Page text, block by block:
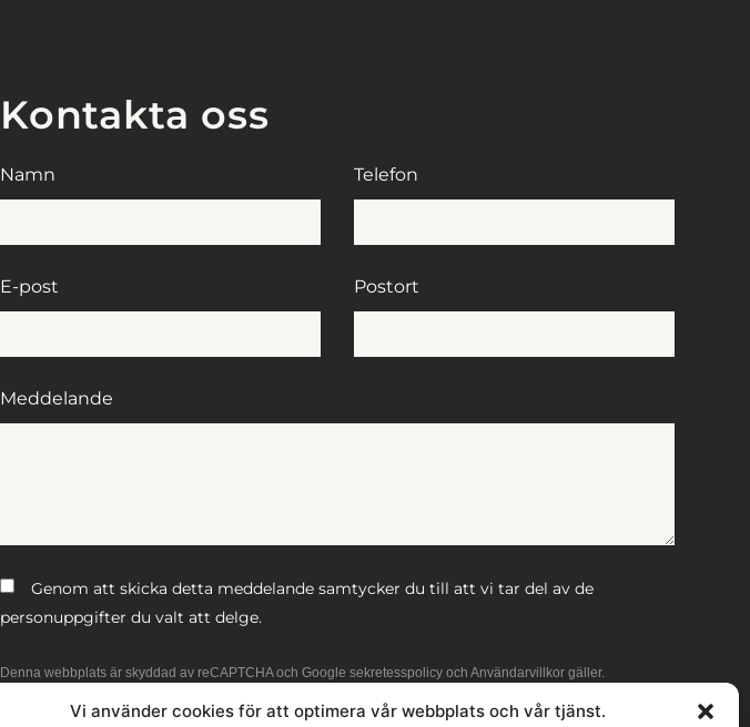
Vi använder cookies för att optimera vår webbplats och vår tjänst.
Kontakta oss
Namn Telefon
E-post Postort
Meddelande
Genom att skicka detta meddelande samtycker du till att vi tar del av de
personuppgifter du valt att delge.
Denna webbplats är skyddad av reCAPTCHA och Google sekretesspolicy och Användarvillkor gäller.